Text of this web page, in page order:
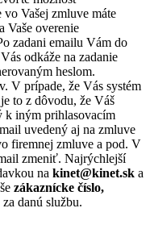
vo Vašej zmluve máte
Vaše overenie
zadani emailu Vám do
odkáže na zadanie
heslom.
V prípade, že Vás systém
to z dôvodu, že Váš
k iným prihlasovacím
uvedený aj na zmluve
firemnej zmluve a pod. V
zmeniť. Najrýchlejší
na kinet@kinet.sk a
zákaznícke číslo,
danú službu.